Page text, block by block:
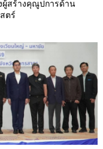
ผู้สร้างคุณูปการด้าน
ตร์